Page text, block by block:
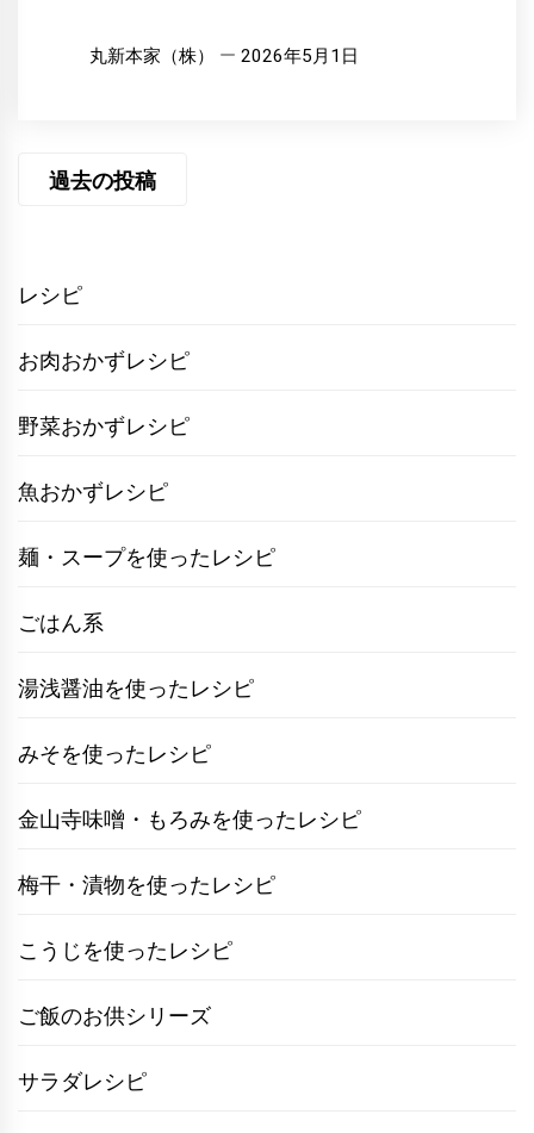
丸新本家（株） 2026年5月1日
ビ
ー
シ
ン
過去の投稿
レシピ
お肉おかずレシピ
野菜おかずレシピ
魚おかずレシピ
麺・スープを使ったレシピ
ごはん系
湯浅醤油を使ったレシピ
みそを使ったレシピ
金山寺味噌・もろみを使ったレシピ
梅干・漬物を使ったレシピ
こうじを使ったレシピ
ご飯のお供シリーズ
サラダレシピ